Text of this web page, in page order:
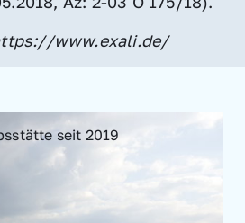
www.exali.de/
seit 2019